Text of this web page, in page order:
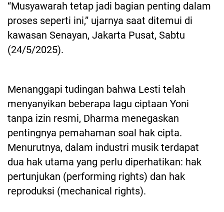
“Musyawarah tetap jadi bagian penting dalam
proses seperti ini,” ujarnya saat ditemui di
kawasan Senayan, Jakarta Pusat, Sabtu
(24/5/2025).
Menanggapi tudingan bahwa Lesti telah
menyanyikan beberapa lagu ciptaan Yoni
tanpa izin resmi, Dharma menegaskan
pentingnya pemahaman soal hak cipta.
Menurutnya, dalam industri musik terdapat
dua hak utama yang perlu diperhatikan: hak
pertunjukan (performing rights) dan hak
reproduksi (mechanical rights).